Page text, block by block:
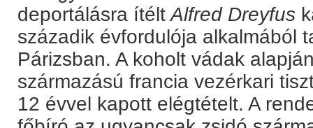
deportálásra ítéltAlfred Dreyfus
századik évfordulója alkalmából
Párizsban. A koholt vádak
származású francia vezérkari
12 évvel kapott elégtételt. A